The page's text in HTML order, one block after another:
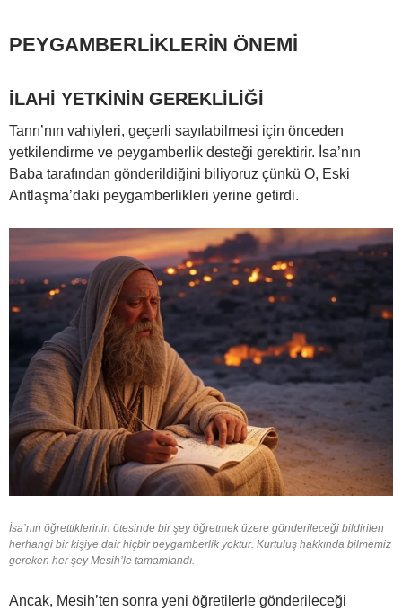
PEYGAMBERLİKLERİN ÖNEMİ
İLAHİ YETKİNİN GEREKLİLİĞİ
Tanrı’nın vahiyleri, geçerli sayılabilmesi için önceden
yetkilendirme ve peygamberlik desteği gerektirir. İsa’nın
Baba tarafından gönderildiğini biliyoruz çünkü O, Eski
Antlaşma’daki peygamberlikleri yerine getirdi.
İsa’nın öğrettiklerinin ötesinde bir şey öğretmek üzere gönderileceği bildirilen
herhangi bir kişiye dair hiçbir peygamberlik yoktur. Kurtuluş hakkında bilmemiz
gereken her şey Mesih’le tamamlandı.
Ancak, Mesih’ten sonra yeni öğretilerle gönderileceği